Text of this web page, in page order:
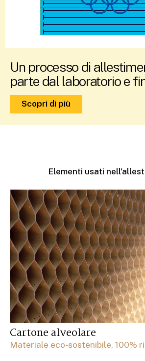
Un processo di
parte dal laboratorio e
Scopri di più
Elementi usati
Cartone alveolare
Materiale eco-sostenibile, 100%